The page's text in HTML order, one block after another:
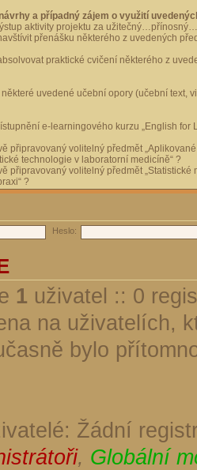
a případný zájem o využití
aktivity projektu za
přenášku některého z uvedených
praktické cvičení některého z
uvedené učební opory (učební text,
e-learningového kurzu „English for
připravovaný volitelný předmět „Aplikované
technologie v laboratorní medicíně“ ?
připravovaný volitelný předmět „Statistické
?
Heslo:
1 uživatel :: 0
na uživatelích,
bylo
Žádní
, Globální